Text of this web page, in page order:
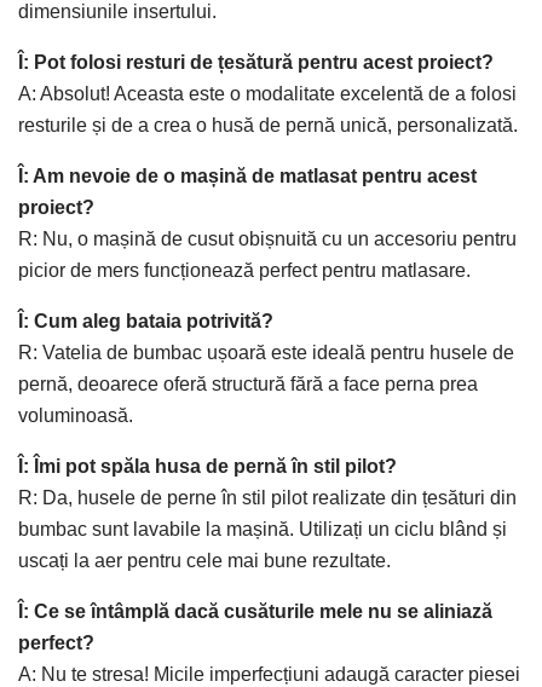
dimensiunile insertului.
Î: Pot folosi resturi de țesătură pentru acest proiect?
A: Absolut! Aceasta este o modalitate excelentă de a folosi
resturile și de a crea o husă de pernă unică, personalizată.
Î: Am nevoie de o mașină de matlasat pentru acest
proiect?
R: Nu, o mașină de cusut obișnuită cu un accesoriu pentru
picior de mers funcționează perfect pentru matlasare.
Î: Cum aleg bataia potrivită?
R: Vatelia de bumbac ușoară este ideală pentru husele de
pernă, deoarece oferă structură fără a face perna prea
voluminoasă.
Î: Îmi pot spăla husa de pernă în stil pilot?
R: Da, husele de perne în stil pilot realizate din țesături din
bumbac sunt lavabile la mașină. Utilizați un ciclu blând și
uscați la aer pentru cele mai bune rezultate.
Î: Ce se întâmplă dacă cusăturile mele nu se aliniază
perfect?
A: Nu te stresa! Micile imperfecțiuni adaugă caracter piesei